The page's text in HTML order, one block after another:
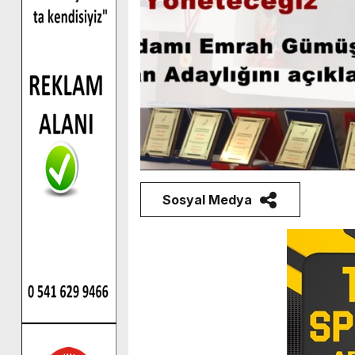
Sosyal Medya